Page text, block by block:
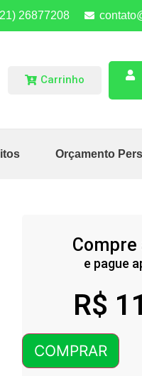
26877208
Carrinho
Orçamento
Compre
e pague
R$
COMPRAR